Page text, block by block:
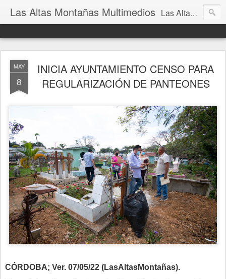
Las Altas Montañas Multimedios Las Altas Montañas Multimedios
MAY
8
INICIA AYUNTAMIENTO CENSO PARA
REGULARIZACIÓN DE PANTEONES
CÓRDOBA; Ver. 07/05/22 (LasAltasMontañas).